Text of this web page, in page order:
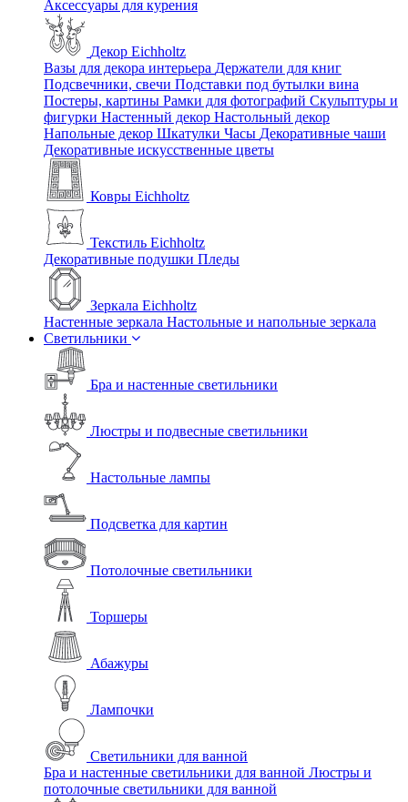
Аксессуары для курения
Декор Eichholtz
Вазы для декора интерьера Держатели для книг
Подсвечники, свечи Подставки под бутылки вина
Постеры, картины Рамки для фотографий Скульптуры и
фигурки Настенный декор Настольный декор
Напольные декор Шкатулки Часы Декоративные чаши
Декоративные искусственные цветы
Ковры Eichholtz
Текстиль Eichholtz
Декоративные подушки Пледы
Зеркала Eichholtz
Настенные зеркала Настольные и напольные зеркала
Светильники
Бра и настенные светильники
Люстры и подвесные светильники
Настольные лампы
Подсветка для картин
Потолочные светильники
Торшеры
Абажуры
Лампочки
Светильники для ванной
Бра и настенные светильники для ванной Люстры и
потолочные светильники для ванной